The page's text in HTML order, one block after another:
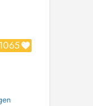
1065